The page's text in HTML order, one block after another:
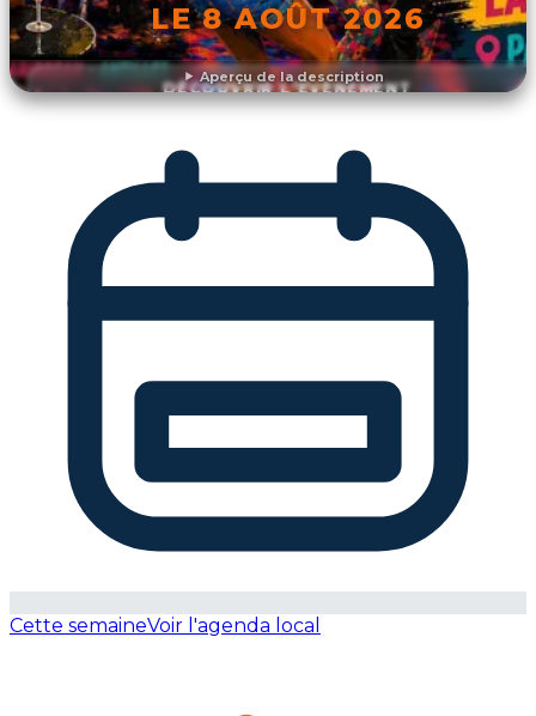
Aperçu de la description
LE 8 AOÛT 2026
DÉCOUVRIR L'ÉVÉNEMENT
Cette semaineVoir l'agenda local